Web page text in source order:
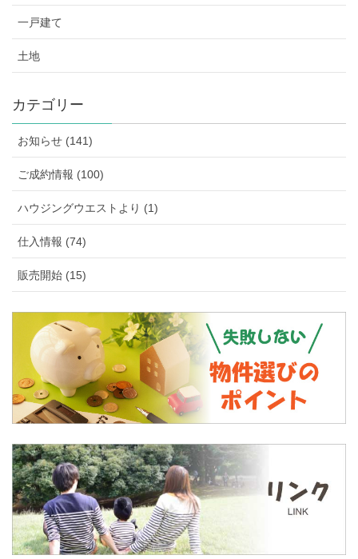
一戸建て
土地
カテゴリー
お知らせ (141)
ご成約情報 (100)
ハウジングウエストより (1)
仕入情報 (74)
販売開始 (15)